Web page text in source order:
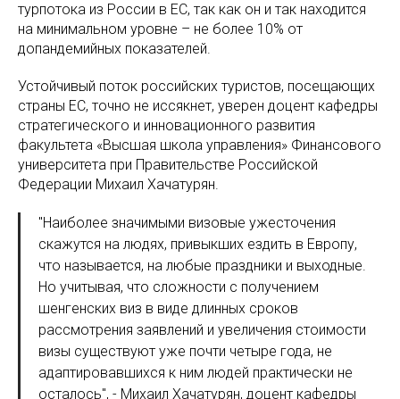
турпотока из России в ЕС, так как он и так находится
на минимальном уровне – не более 10% от
допандемийных показателей.
Устойчивый поток российских туристов, посещающих
страны ЕС, точно не иссякнет, уверен доцент кафедры
стратегического и инновационного развития
факультета «Высшая школа управления» Финансового
университета при Правительстве Российской
Федерации Михаил Хачатурян.
"Наиболее значимыми визовые ужесточения
скажутся на людях, привыкших ездить в Европу,
что называется, на любые праздники и выходные.
Но учитывая, что сложности с получением
шенгенских виз в виде длинных сроков
рассмотрения заявлений и увеличения стоимости
визы существуют уже почти четыре года, не
адаптировавшихся к ним людей практически не
осталось", - Михаил Хачатурян, доцент кафедры